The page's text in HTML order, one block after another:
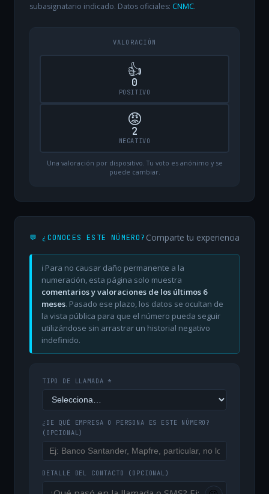
subasignatario indicado. Datos oficiales: CNMC.
VALORACIÓN
👍
0
POSITIVO
😡
2
NEGATIVO
Una valoración por dispositivo. Tu voto es anónimo y se
puede cambiar.
💬 ¿CONOCES ESTE NÚMERO? Comparte tu experiencia
ℹ️ Para no causar daño permanente a la
numeración, esta página solo muestra
comentarios y valoraciones de los últimos 6
meses. Pasado ese plazo, los datos se ocultan de
la vista pública para que el número pueda seguir
utilizándose sin arrastrar un historial negativo
indefinido.
TIPO DE LLAMADA *
¿DE QUÉ EMPRESA O PERSONA ES ESTE NÚMERO?
(OPCIONAL)
DETALLE DEL CONTACTO (OPCIONAL)